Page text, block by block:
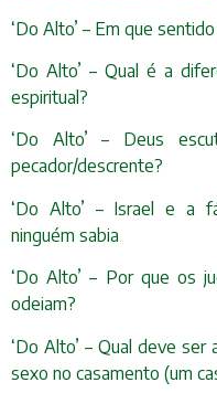
‘Do Alto’ – Em que
‘Do Alto’ – Qual é a
espiritual?
‘Do Alto’ – Deus
pecador/descrente?
‘Do Alto’ – Israel e a
ninguém sabia
‘Do Alto’ – Por que os
odeiam?
‘Do Alto’ – Qual deve
sexo no casamento (um